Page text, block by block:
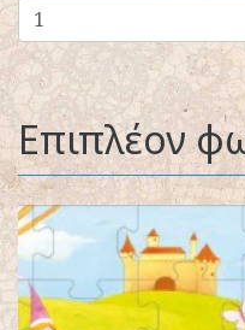
Επιπλέον